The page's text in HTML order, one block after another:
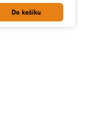
Do košíku